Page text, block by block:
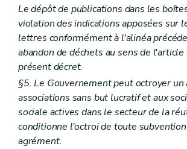
Le dépôt de publications dans les
violation des indications apposées sur
lettres conformément à l'alinéa
abandon de déchets au sens de l'article
présent décret.
§5. Le Gouvernement peut octroyer un
associations sans but lucratif et aux
sociale actives dans le secteur de la
conditionne l'octroi de toute
agrément.